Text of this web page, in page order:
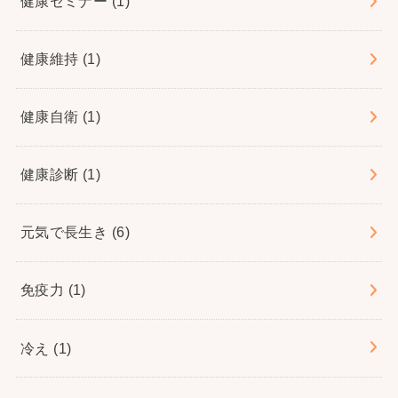
健康維持 (1)
健康自衛 (1)
健康診断 (1)
元気で長生き (6)
免疫力 (1)
冷え (1)